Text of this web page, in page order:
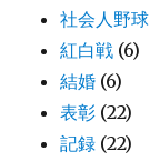
社会人野球
紅白戦 (6)
結婚 (6)
表彰 (22)
記録 (22)